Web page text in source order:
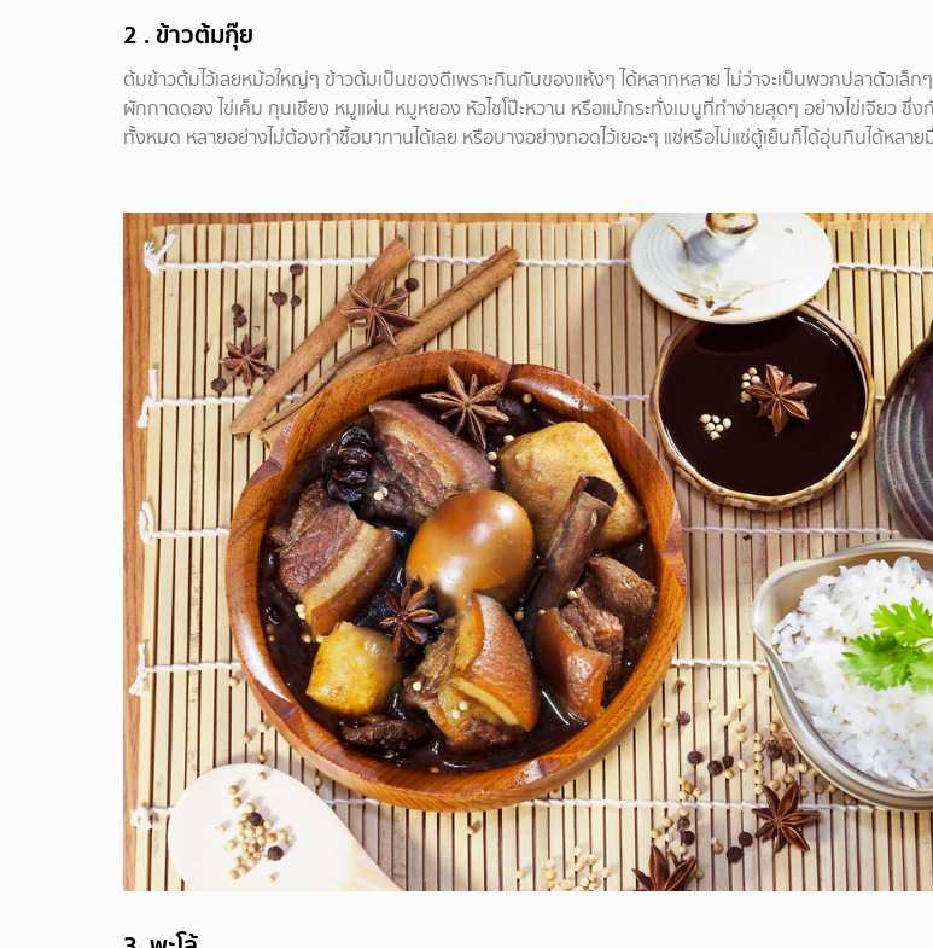
2 .ข้าวต้มกุ๊ย
ต้มข้าวต้มไว้เลยหม้อใหญ่ๆ ข้าวต้มเป็นของดีเพราะกินกับของแห้งๆ ได้หลากหลาย ไม่ว่าจะเป็นพวกปลาตัวเล็
ผักกาดดอง ไข่เค็ม กุนเชียง หมูแผ่น หมูหยอง หัวไชโป๊ะหวาน หรือแม้กระทั่งเมนูที่ทำง่ายสุดๆ อย่างไข่เจียว ซึ่ง
ทั้งหมด หลายอย่างไม่ต้องทำซื้อมาทานได้เลย หรือบางอย่างทอดไว้เยอะๆ แช่หรือไม่แช่ตู้เย็นก็ได้อุ่นกินได้หลาย